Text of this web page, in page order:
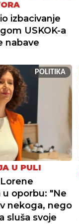
izbacivanje
USKOK-a
nabave
POLITIKA
U PULI
u oporbu: "Ne
nekoga, nego
sluša svoje